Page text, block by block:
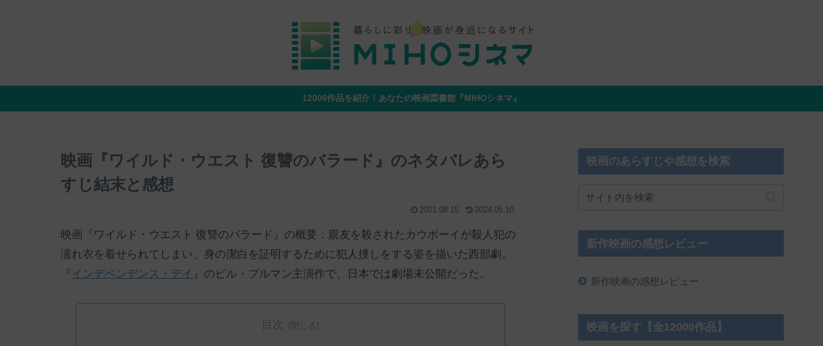
12000作品を紹介！あなたの映画図書館『MIHOシネマ』
映画『ワイルド・ウエスト 復讐のバラード』のネタバレあら
すじ結末と感想
2021.08.15 2024.05.10
映画『ワイルド・ウエスト 復讐のバラード』の概要：親友を殺されたカウボーイが殺人犯の
濡れ衣を着せられてしまい、身の潔白を証明するために犯人捜しをする姿を描いた西部劇。
『 インデペンデンス・デイ 』のビル・プルマン主演作で、日本では劇場未公開だった。
目次
映画のあらすじや感想を検索
新作映画の感想レビュー
新作映画の感想レビュー
映画を探す【全12000作品】